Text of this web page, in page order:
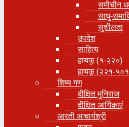
समीचीन
साधु-
सुशीलता
उपदेश
साहित्य
हायकू (१‍-२२०)
हायकू (२२१-
शिष्य गण
दीक्षित मुनिराज
दीक्षित आर्यिकाएं
आरती आचार्यश्री